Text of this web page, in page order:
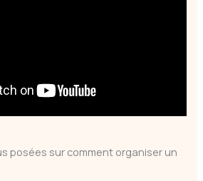
posées sur comment organiser un